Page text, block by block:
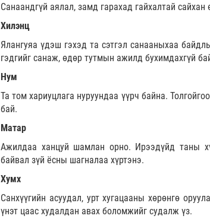
Санаандгүй аялал, замд гарахад гайхалтай
Хилэнц
Ялангуяа үдэш гэхэд та сэтгэл санааныхаа
гэдгийг санаж, өдөр тутмын ажилд бухимдахгүй
Нум
Та том хариуцлага нуруундаа үүрч байна.
бай.
Матар
Ажилдаа ханцуй шамлан орно. Ирээдүйд таны
байвал зүй ёсны шагналаа хүртэнэ.
Хумх
Санхүүгийн асуудал, урт хугацааны хөрөнгө
үнэт цаас худалдан авах боломжийг судалж үз.